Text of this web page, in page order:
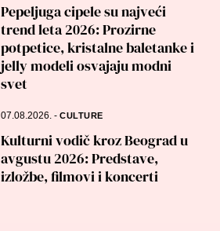
Pepeljuga cipele su najveći
trend leta 2026: Prozirne
potpetice, kristalne baletanke i
jelly modeli osvajaju modni
svet
07.08.2026.-CULTURE
Kulturni vodič kroz Beograd u
avgustu 2026: Predstave,
izložbe, filmovi i koncerti